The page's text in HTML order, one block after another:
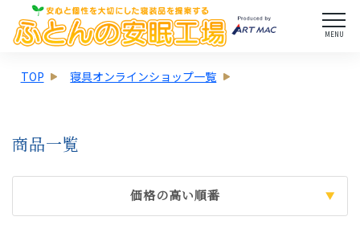
MENU
TOP 寝具オンラインショップ一覧
商品一覧
価格の高い順番